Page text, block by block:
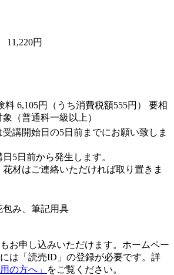
11,220円
料 6,105円（うち消費税額555円） 要相
（普通科一級以上）
講開始日の5日前までにお願い致しま
5日前から発生します。
材はご連絡いただければ取り置きま
包み、筆記用具
お申し込みいただけます。ホームペー
は「読売ID」の登録が必要です。詳
の方へ」 をご覧ください。